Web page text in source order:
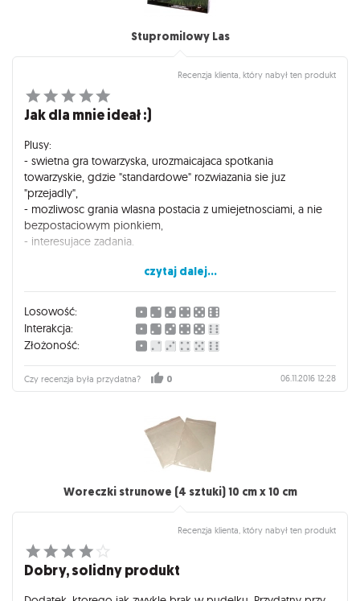
Stupromilowy Las
Recenzja klienta, który nabył ten produkt
Jak dla mnie ideał :)
Plusy:
- swietna gra towarzyska, urozmaicajaca spotkania
towarzyskie, gdzie "standardowe" rozwiazania sie juz
"przejadly",
- mozliwosc grania wlasna postacia z umiejetnosciami, a nie
bezpostaciowym pionkiem,
- interesujace zadania.
- plansza jak z kartonu, sprawia wrazenie latwej do
uszkodzenia, szczegolnie w tego typu grze,
- niektore zadania sa chyba celowo ulozone z pogranicza
wykonalnosci, albo wymagaja sporej ilosci alkoholu ;)
czytaj dalej...
Losowość:
Interakcja:
Złożoność:
Czy recenzja była przydatna? 0 06.11.2016 12:28
Woreczki strunowe (4 sztuki) 10 cm x 10 cm
Recenzja klienta, który nabył ten produkt
Dobry, solidny produkt